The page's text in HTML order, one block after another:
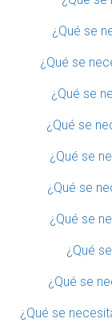
¿Qué se
¿Qué se
¿Qué se
¿Qué se
¿Qué se
¿Qué se
¿Qué se
¿Qué
¿Qué se
¿Qué se